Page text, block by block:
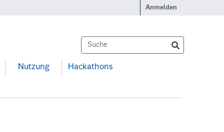
Anmelden
Nutzung Hackathons